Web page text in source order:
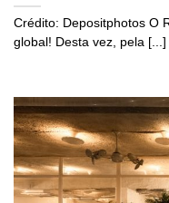
Crédito: Depositphotos O
global! Desta vez, pela [...]